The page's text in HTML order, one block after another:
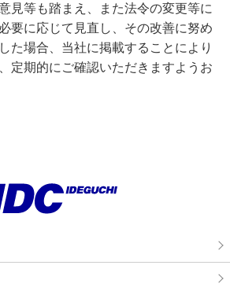
見等も踏まえ、また法令の変更等に
要に応じて見直し、その改善に努め
た場合、当社に掲載することにより
定期的にご確認いただきますようお